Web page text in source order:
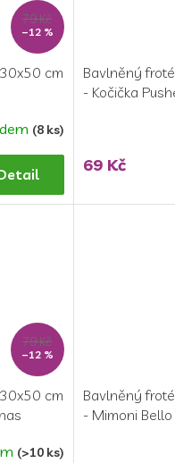
79 Kč
–12 %
cm
(8 ks)
Bavlněný
- Kočička
69 Kč
79 Kč
–12 %
cm
(>10 ks)
Bavlněný
- Mimoni